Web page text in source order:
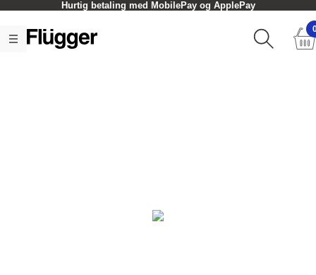
Hurtig betaling med MobilePay og ApplePay